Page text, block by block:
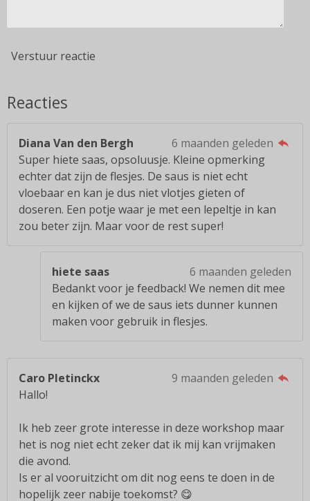
Verstuur reactie
Reacties
Diana Van den Bergh
6 maanden geleden
Super hiete saas, opsoluusje. Kleine opmerking
echter dat zijn de flesjes. De saus is niet echt
vloebaar en kan je dus niet vlotjes gieten of
doseren. Een potje waar je met een lepeltje in kan
zou beter zijn. Maar voor de rest super!
hiete saas
6 maanden geleden
Bedankt voor je feedback! We nemen dit mee
en kijken of we de saus iets dunner kunnen
maken voor gebruik in flesjes.
Caro Pletinckx
9 maanden geleden
Hallo!
Ik heb zeer grote interesse in deze workshop maar
het is nog niet echt zeker dat ik mij kan vrijmaken
die avond.
Is er al vooruitzicht om dit nog eens te doen in de
hopelijk zeer nabije toekomst? 😋